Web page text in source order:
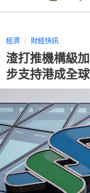
經濟 財經快訊
渣打推機構級
步支持港成全